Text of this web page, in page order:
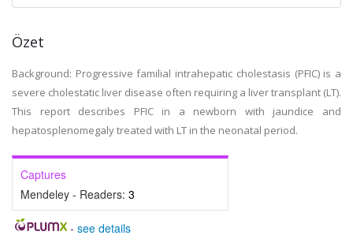
Özet
Background: Progressive familial intrahepatic cholestasis (PFIC) is a
severe cholestatic liver disease often requiring a liver transplant (LT).
This report describes PFIC in a newborn with jaundice and
hepatosplenomegaly treated with LT in the neonatal period.
Captures
Mendeley - Readers: 3
- see details